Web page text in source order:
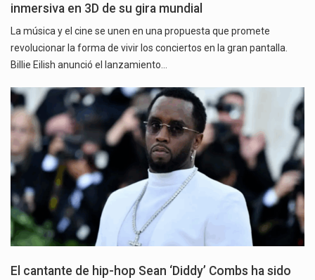
inmersiva en 3D de su gira mundial
La música y el cine se unen en una propuesta que promete
revolucionar la forma de vivir los conciertos en la gran pantalla.
Billie Eilish anunció el lanzamiento…
El cantante de hip-hop Sean ‘Diddy’ Combs ha sido